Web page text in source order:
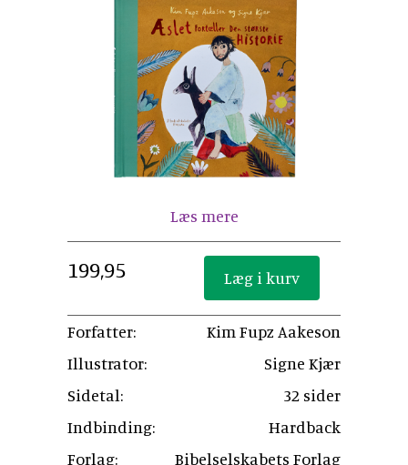
Læs mere
199,95
Forfatter:
Kim Fupz Aakeson
Illustrator:
Signe Kjær
Sidetal:
32 sider
Indbinding:
Hardback
Forlag:
Bibelselskabets Forlag